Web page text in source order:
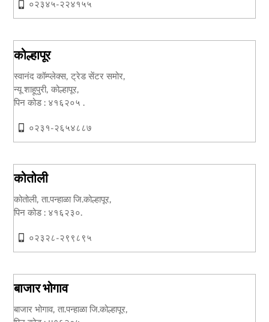
०२३४५-२२४१५५
कोल्हापूर
स्वानंद कॉम्प्लेक्स, ट्रेड सेंटर समोर,
न्यू शाहूपुरी, कोल्हापूर,
पिन कोड : ४१६२०५ .
०२३१-२६५४८८७
कोतोली
कोतोली, ता.पन्हाळा जि.कोल्हापूर,
पिन कोड : ४१६२३०.
०२३२८-२९९८९५
बाजार भोगाव
बाजार भोगाव, ता.पन्हाळा जि.कोल्हापूर,